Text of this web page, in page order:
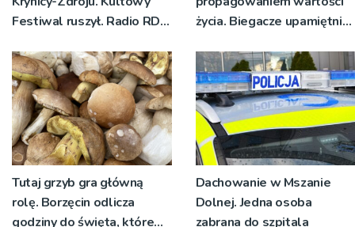
Festiwal ruszył. Radio RDN
żywo [ZDJĘCIA]
życia. Biegacze upamiętnili
Tutaj grzyb gra główną
rolę. Borzęcin odlicza
godziny do święta, które
Dachowanie w Mszanie
Dolnej. Jedna osoba
zabrana do szpitala